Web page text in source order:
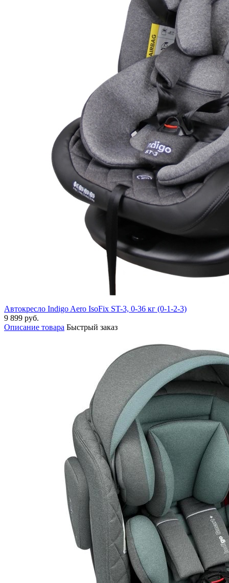
Автокресло Indigo Aero IsoFix ST-3, 0-36 кг (0-1-2-3)
9 899 руб.
Описание товара Быстрый заказ